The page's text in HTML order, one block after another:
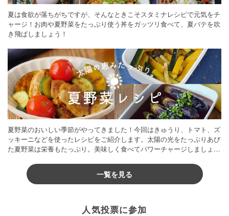
夏は食欲が落ちがちですが、そんなときこそスタミナレシピで元気をチ
ャージ！お肉や夏野菜をたっぷり使う丼をガッツリ食べて、夏バテを吹
き飛ばしましょう！
夏野菜のおいしい季節がやってきました！今回はきゅうり、トマト、ズ
ッキーニなどを使ったレシピをご紹介します。太陽の光をたっぷりあび
た夏野菜は栄養もたっぷり。美味しく食べてパワーチャージしましょう
一覧を見る
人気投票に参加